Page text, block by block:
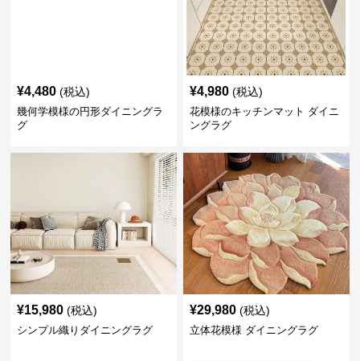
¥4,480 (税込)
幾何学模様の円形ダイニングラ
グ
¥4,980 (税込)
花模様のキッチンマット ダイニ
ングラグ
¥15,980 (税込)
シンプル織りダイニングラグ
¥29,980 (税込)
立体花模様 ダイニングラグ